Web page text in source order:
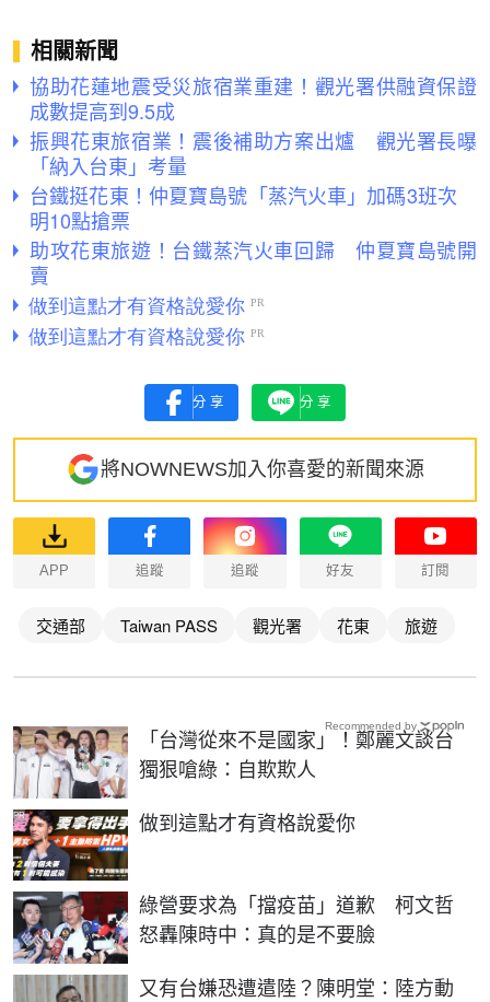
相關新聞
協助花蓮地震受災旅宿業重建！觀光署供融資保證
成數提高到9.5成
振興花東旅宿業！震後補助方案出爐 觀光署長曝
「納入台東」考量
台鐵挺花東！仲夏寶島號「蒸汽火車」加碼3班次
明10點搶票
助攻花東旅遊！台鐵蒸汽火車回歸 仲夏寶島號開
賣
分享 分享
將NOWNEWS加入你喜愛的新聞來源
APP 追蹤 追蹤 好友 訂閱
交通部 Taiwan PASS 觀光署 花東 旅遊
「台灣從來不是國家」！鄭麗文談台
獨狠嗆綠：自欺欺人
做到這點才有資格說愛你
PR
綠營要求為「擋疫苗」道歉 柯文哲
怒轟陳時中：真的是不要臉
又有台嫌恐遭遣陸？陳明堂：陸方動
Recommended by